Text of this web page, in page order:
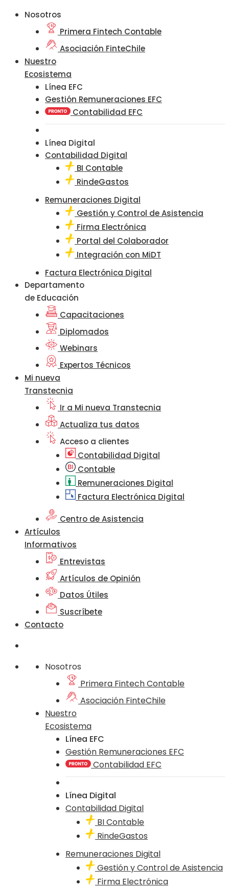
Nosotros
Primera Fintech Contable
Asociación FinteChile
Nuestro
Ecosistema
Línea EFC
Gestión Remuneraciones EFC
Contabilidad EFC
Línea Digital
Contabilidad Digital
BI Contable
RindeGastos
Remuneraciones Digital
Gestión y Control de Asistencia
Firma Electrónica
Portal del Colaborador
Integración con MiDT
Factura Electrónica Digital
Departamento
de Educación
Capacitaciones
Diplomados
Webinars
Expertos Técnicos
Mi nueva
Transtecnia
Ir a Mi nueva Transtecnia
Actualiza tus datos
Acceso a clientes
Contabilidad Digital
Contable
Remuneraciones Digital
Factura Electrónica Digital
Centro de Asistencia
Artículos
Informativos
Entrevistas
Artículos de Opinión
Datos Útiles
Suscríbete
Contacto
Nosotros
Primera Fintech Contable
Asociación FinteChile
Nuestro
Ecosistema
Línea EFC
Gestión Remuneraciones EFC
Contabilidad EFC
Línea Digital
Contabilidad Digital
BI Contable
RindeGastos
Remuneraciones Digital
Gestión y Control de Asistencia
Firma Electrónica